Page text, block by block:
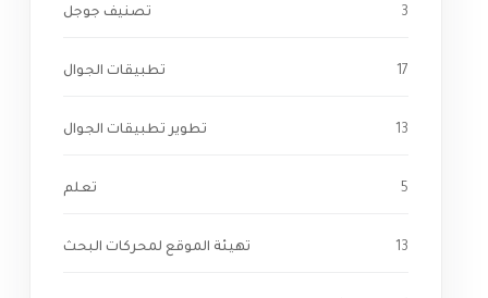
تصنيف جوجل 3
تطبيقات الجوال 17
تطوير تطبيقات الجوال 13
تعلم 5
تهيئة الموقع لمحركات البحث 13